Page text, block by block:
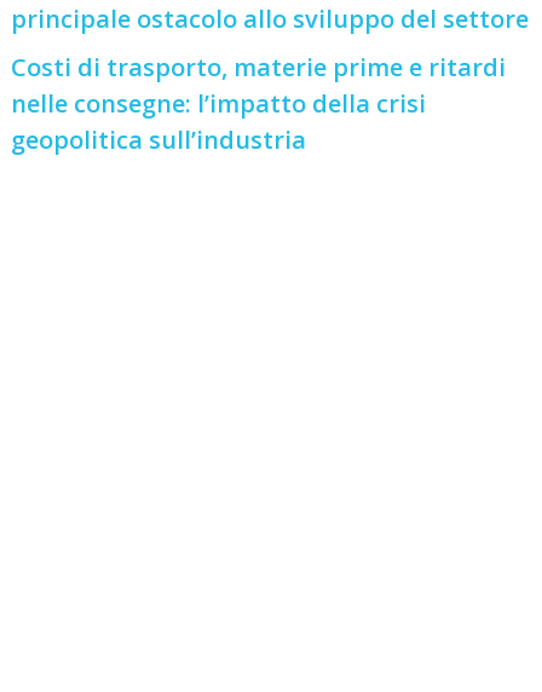
principale ostacolo allo sviluppo del settore
Costi di trasporto, materie prime e ritardi
nelle consegne: l’impatto della crisi
geopolitica sull’industria